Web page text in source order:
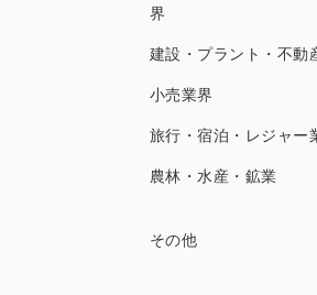
界
建設・プラント・不動
小売業界
旅行・宿泊・レジャー
農林・水産・鉱業
その他